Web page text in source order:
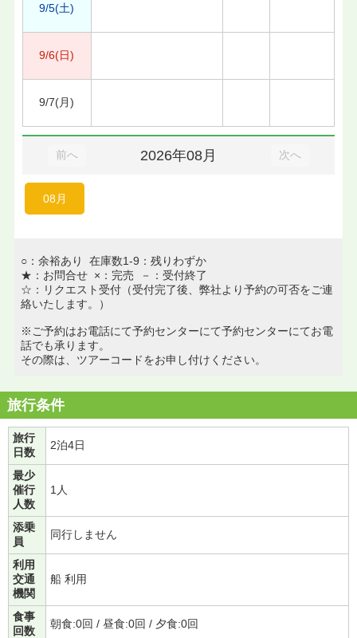
9/5(土)
9/6(日)
9/7(月)
前へ 2026年08月 次へ
08月
○：余裕あり 在庫数1-9：残りわずか
★：お問合せ ×：完売 －：受付終了
☆：リクエスト受付（受付完了後、弊社より予約の可否をご連
絡いたします。）
※ご予約はお電話にて予約センターにて予約センターにてお電
話でも承ります。
その際は、ツアーコードをお申し付けください。
旅行条件
旅行
日数
2泊4日
最少
催行
人数
1人
添乗
員
同行しません
利用
交通
機関
船 利用
食事
回数
朝食:0回 / 昼食:0回 / 夕食:0回